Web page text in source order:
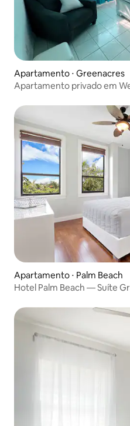
Apartamento ⋅ Greenacres
Apartamento privado em
Apartamento ⋅ Palm Beach
Hotel Palm Beach — Suíte